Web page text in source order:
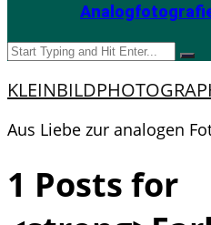
Aus Liebe zur analogen
1 Posts for